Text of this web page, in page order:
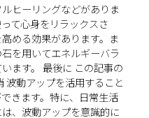
ヒーリングなどがありま
て心身をリラックスさ
める効果があります。ま
を用いてエネルギーバラ
ます。 最後に この記事の
波動アップを活用すること
きます。特に、日常生活
、波動アップを意識的に